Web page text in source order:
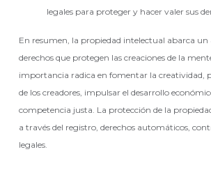
legales para proteger y hacer valer sus
En resumen, la propiedad intelectual abarca un
derechos que protegen las creaciones de la
importancia radica en fomentar la creatividad,
de los creadores, impulsar el desarrollo
competencia justa. La protección de la
a través del registro, derechos automáticos,
legales.